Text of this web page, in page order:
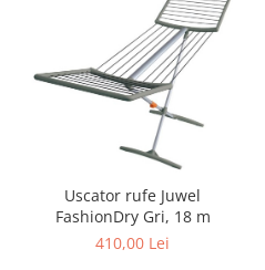
Uscator rufe Juwel
FashionDry Gri, 18 m
410,00 Lei